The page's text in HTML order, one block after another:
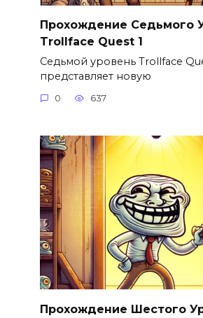
Прохождение Седьмого
Trollface Quest 1
Седьмой уровень Trollface
представляет новую
0 637
Прохождение Шестого